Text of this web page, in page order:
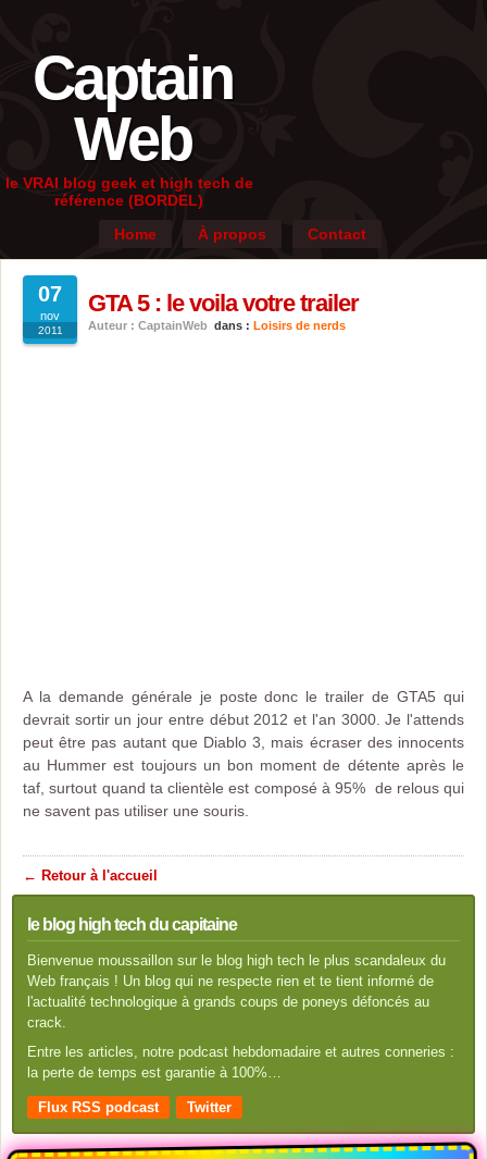
Captain
Web
le VRAI blog geek et high tech de
référence (BORDEL)
Home
À propos Contact
07
nov
2011
GTA 5 : le voila votre trailer
Auteur : CaptainWeb dans : Loisirs de nerds
A la demande générale je poste donc le trailer de GTA5 qui
devrait sortir un jour entre début 2012 et l'an 3000. Je l'attends
peut être pas autant que Diablo 3, mais écraser des innocents
au Hummer est toujours un bon moment de détente après le
taf, surtout quand ta clientèle est composé à 95% de relous qui
ne savent pas utiliser une souris.
← Retour à l'accueil
le blog high tech du capitaine
Bienvenue moussaillon sur le blog high tech le plus scandaleux du
Web français ! Un blog qui ne respecte rien et te tient informé de
l'actualité technologique à grands coups de poneys défoncés au
crack.
Entre les articles, notre podcast hebdomadaire et autres conneries :
la perte de temps est garantie à 100%…
Flux RSS podcast Twitter